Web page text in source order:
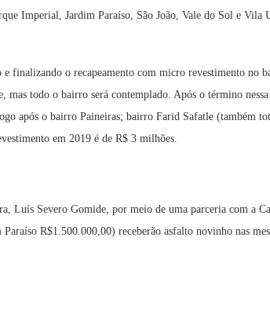
Imperial, Jardim Paraíso, São João, Vale do Sol e Vila
finalizando o recapeamento com micro revestimento no
todo o bairro será contemplado. Após o término
após o bairro Paineiras; bairro Farid Safatle (também
em 2019 é de R$ 3 milhões.
Luís Severo Gomide, por meio de uma parceria com a
R$1.500.000,00) receberão asfalto novinho nas